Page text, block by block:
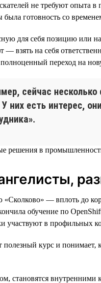
не требуют опыта
готовность со
для себя позицию или
взять на себя
полноценный переход на
сейчас
них есть интерес,
— вплоть до
обучение по
участвуют в профильных
курс и понимает,
становятся